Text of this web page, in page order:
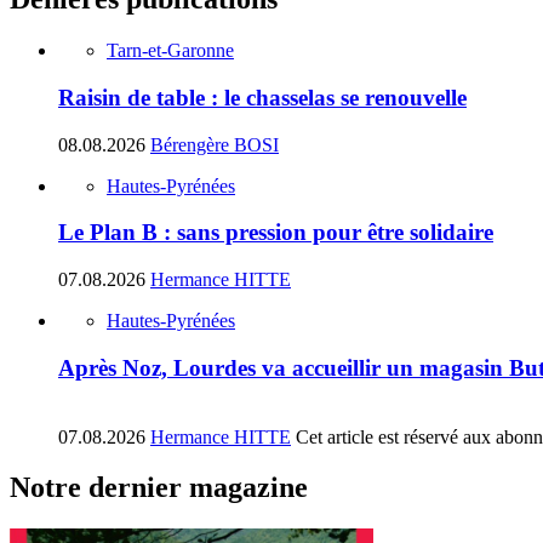
Tarn-et-Garonne
Raisin de table : le chasselas se renouvelle
08.08.2026 Bérengère BOSI
Hautes-Pyrénées
Le Plan B : sans pression pour être solidaire
07.08.2026 Hermance HITTE
Hautes-Pyrénées
Après Noz, Lourdes va accueillir un magasin
07.08.2026 Hermance HITTE Cet article est réservé aux
Notre dernier magazine